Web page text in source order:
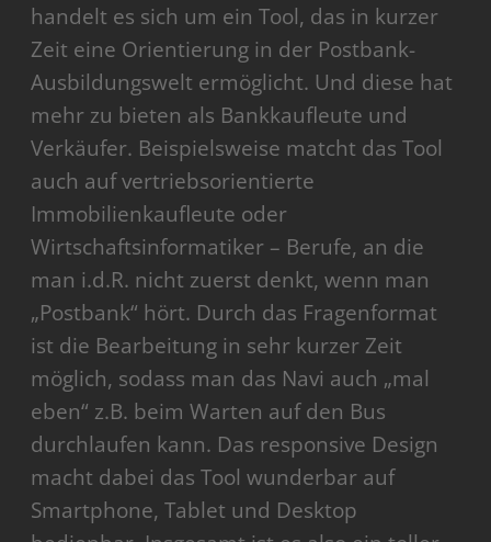
handelt es sich um ein Tool, das in kurzer
Zeit eine Orientierung in der Postbank-
Ausbildungswelt ermöglicht. Und diese hat
mehr zu bieten als Bankkaufleute und
Verkäufer. Beispielsweise matcht das Tool
auch auf vertriebsorientierte
Immobilienkaufleute oder
Wirtschaftsinformatiker – Berufe, an die
man i.d.R. nicht zuerst denkt, wenn man
„Postbank“ hört. Durch das Fragenformat
ist die Bearbeitung in sehr kurzer Zeit
möglich, sodass man das Navi auch „mal
eben“ z.B. beim Warten auf den Bus
durchlaufen kann. Das responsive Design
macht dabei das Tool wunderbar auf
Smartphone, Tablet und Desktop